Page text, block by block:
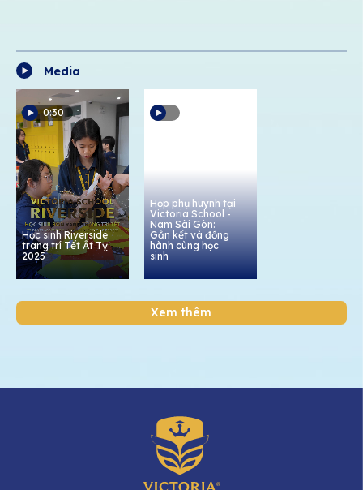
Media
0:30
Học sinh Riverside
trang trí Tết Ất Tỵ
2025
Họp phụ huynh tại
Victoria School -
Nam Sài Gòn:
Gắn kết và đồng
hành cùng học
sinh
Xem thêm